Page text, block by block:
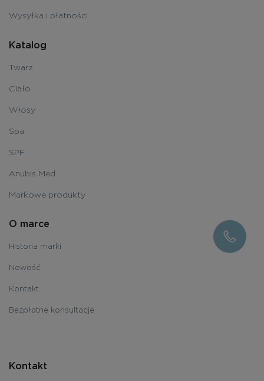
Wysyłka i płatności
Katalog
Twarz
Ciało
Włosy
Spa
SPF
Anubis Med
Markowe produkty
O marce
Historia marki
Nowość
Kontakt
Bezpłatne konsultacje
Kontakt